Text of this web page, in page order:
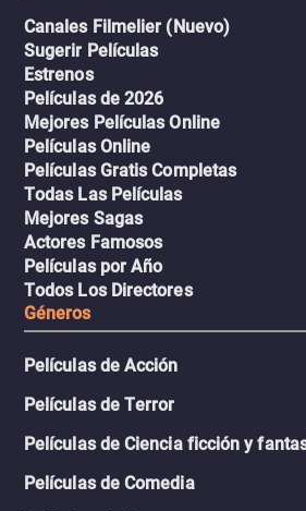
Canales Filmelier (Nuevo)
Sugerir Películas
Estrenos
Películas de 2026
Mejores Películas Online
Películas Online
Películas Gratis Completas
Todas Las Películas
Mejores Sagas
Actores Famosos
Películas por Año
Todos Los Directores
Géneros
Películas de Acción
Películas de Terror
Películas de Ciencia ficción y
Películas de Comedia